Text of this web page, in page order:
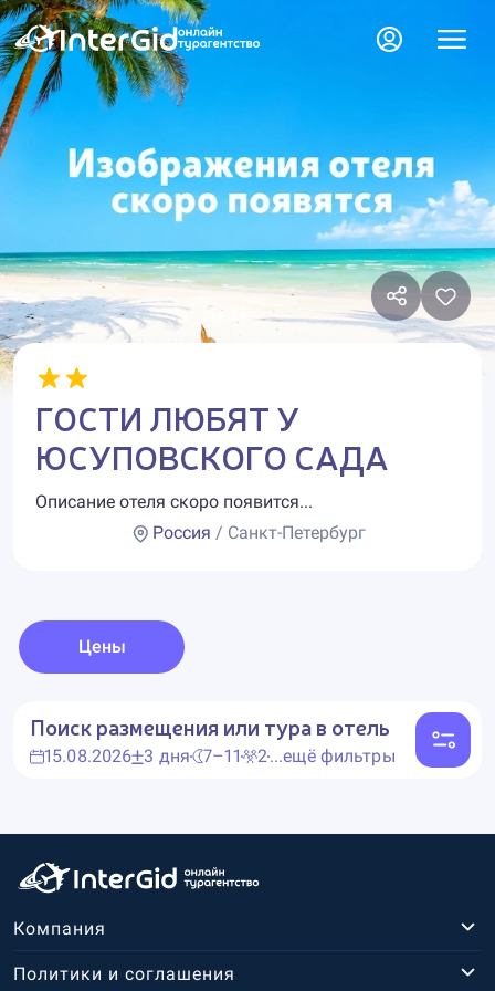
ГОСТИ ЛЮБЯТ У
ЮСУПОВСКОГО САДА
Описание отеля скоро появится...
Россия / Санкт-Петербург
Цены
Поиск размещения или тура в отель
15.08.2026 3 дня 7–11 2...ещё фильтры
Компания
Политики и соглашения